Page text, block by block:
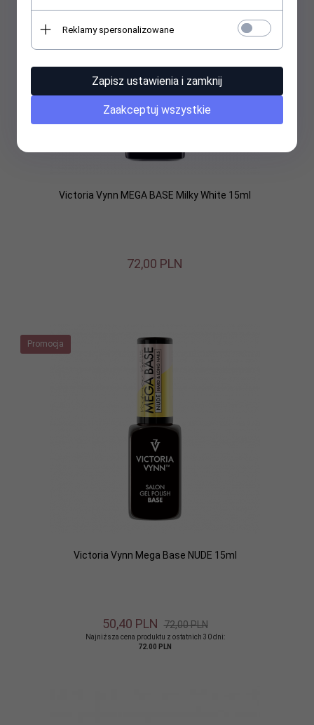
Victoria Vynn MEGA BASE Milky White 15ml
72,00 PLN
Promocja
Victoria Vynn Mega Base NUDE 15ml
50,40 PLN 72,00 PLN
Najniższa cena produktu z ostatnich 30 dni:
72.00 PLN
Reklamy spersonalizowane
Zapisz ustawienia i zamknij
Zaakceptuj wszystkie